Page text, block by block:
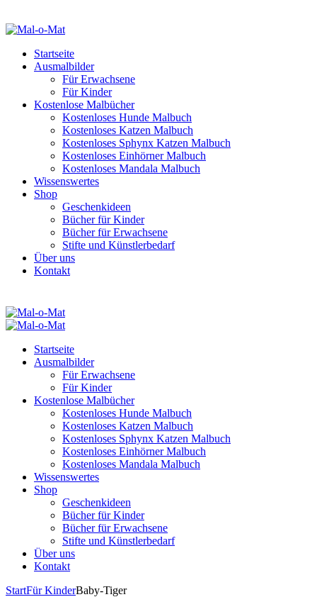
Startseite
Ausmalbilder
Für Erwachsene
Für Kinder
Kostenlose Malbücher
Kostenloses Hunde Malbuch
Kostenloses Katzen Malbuch
Kostenloses Sphynx Katzen Malbuch
Kostenloses Einhörner Malbuch
Kostenloses Mandala Malbuch
Wissenswertes
Shop
Geschenkideen
Bücher für Kinder
Bücher für Erwachsene
Stifte und Künstlerbedarf
Über uns
Kontakt
Startseite
Ausmalbilder
Für Erwachsene
Für Kinder
Kostenlose Malbücher
Kostenloses Hunde Malbuch
Kostenloses Katzen Malbuch
Kostenloses Sphynx Katzen Malbuch
Kostenloses Einhörner Malbuch
Kostenloses Mandala Malbuch
Wissenswertes
Shop
Geschenkideen
Bücher für Kinder
Bücher für Erwachsene
Stifte und Künstlerbedarf
Über uns
Kontakt
StartFür KinderBaby-Tiger